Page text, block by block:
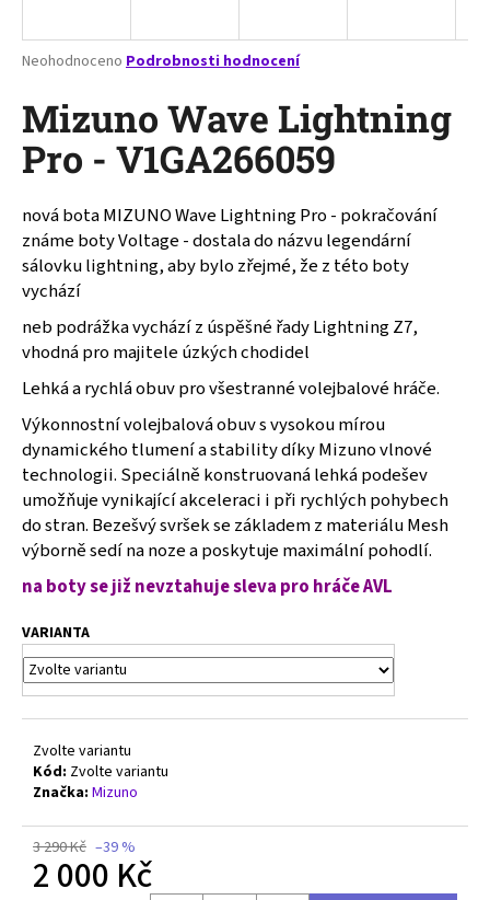
Průměrné
produktu
je
0,0
z
hvězdiček.
Neohodnoceno Podrobnosti hodnocení
Mizuno Wave Lightning
Pro - V1GA266059
nová bota MIZUNO Wave Lightning Pro - pokračování
známe boty Voltage - dostala do názvu legendární
sálovku lightning, aby bylo zřejmé, že z této boty
vychází
neb podrážka vychází z úspěšné řady Lightning Z7,
vhodná pro majitele úzkých chodidel
Lehká a rychlá obuv pro všestranné volejbalové hráče.
Výkonnostní volejbalová obuv s vysokou mírou
dynamického tlumení a stability díky Mizuno vlnové
technologii. Speciálně konstruovaná lehká podešev
umožňuje vynikající akceleraci i při rychlých pohybech
do stran. Bezešvý svršek se základem z materiálu Mesh
výborně sedí na noze a poskytuje maximální pohodlí.
na boty se již nevztahujesleva pro hráče AVL
VARIANTA
Zvolte variantu
Kód: Zvolte variantu
Značka: Mizuno
3 290 Kč –39 %
2 000 Kč
j
t
?
HLEDAT
D
p
o
r
u
č
u
j
e
m
MIZUNO
WAVE
LIGHTNING
V1GA260059
Kč
Původně:
990